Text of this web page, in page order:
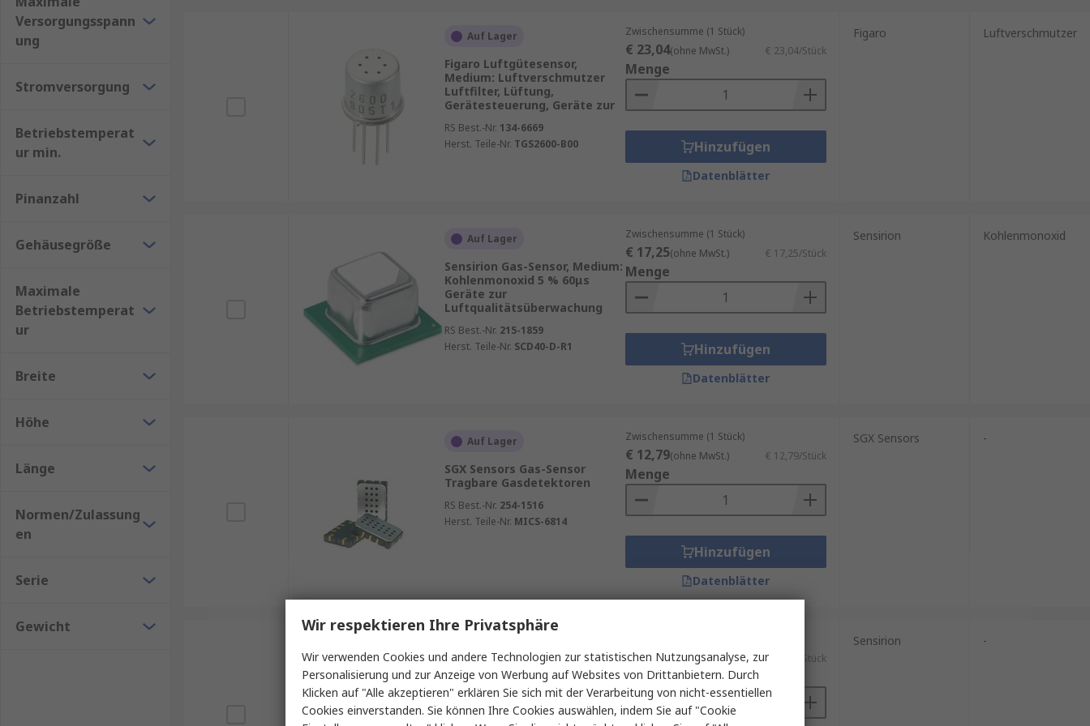
Versorgungsspann
ung
Stromversorgung
Betriebstemperat
ur min.
Pinanzahl
Gehäusegröße
Maximale
Betriebstemperat
ur
Breite
Höhe
Länge
Normen/Zulassung
en
Serie
Gewicht
Auf Lager
Figaro Luftgütesensor,
Medium: Luftverschmutzer
Luftfilter, Lüftung,
Gerätesteuerung, Geräte zur
RS Best.-Nr. 134-6669
Herst. Teile-Nr. TGS2600-B00
Zwischensumme (1 Stück)
€ 23,04(ohne MwSt.) € 23,04/Stück
Menge
Hinzufügen
Datenblätter
Figaro Luftverschmutzer
Auf Lager
Sensirion Gas-Sensor, Medium:
Kohlenmonoxid 5 % 60μs
Geräte zur
Luftqualitätsüberwachung
RS Best.-Nr. 215-1859
Herst. Teile-Nr. SCD40-D-R1
Zwischensumme (1 Stück)
€ 17,25(ohne MwSt.) € 17,25/Stück
Menge
Hinzufügen
Datenblätter
Sensirion Kohlenmonoxid
Auf Lager
SGX Sensors Gas-Sensor
Tragbare Gasdetektoren
RS Best.-Nr. 254-1516
Herst. Teile-Nr. MICS-6814
Zwischensumme (1 Stück)
€ 12,79(ohne MwSt.) € 12,79/Stück
Menge
Hinzufügen
Datenblätter
SGX Sensors -
Sensirion Partikelsensor ±10 %
1s Geräte zur
Luftqualitätsüberwachung
Luftgütesensor 26 g
€ 32,30(ohne MwSt.) € 32,30/Stück
Menge
Sensirion -
Wir respektieren Ihre Privatsphäre
Wir verwenden Cookies und andere Technologien zur statistischen Nutzungsanalyse, zur
Personalisierung und zur Anzeige von Werbung auf Websites von Drittanbietern. Durch
Klicken auf "Alle akzeptieren" erklären Sie sich mit der Verarbeitung von nicht-essentiellen
Cookies einverstanden. Sie können Ihre Cookies auswählen, indem Sie auf "Cookie